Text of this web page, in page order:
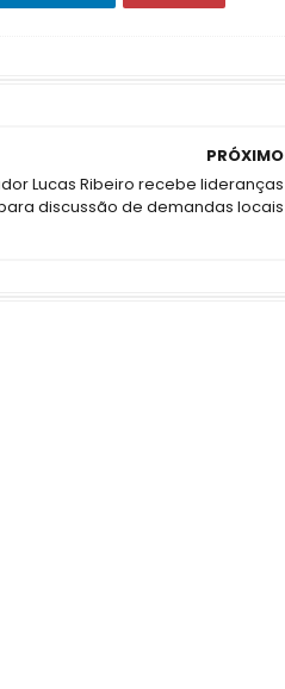
PRÓXIMO
Lucas Ribeiro recebe lideranças
discussão de demandas locais